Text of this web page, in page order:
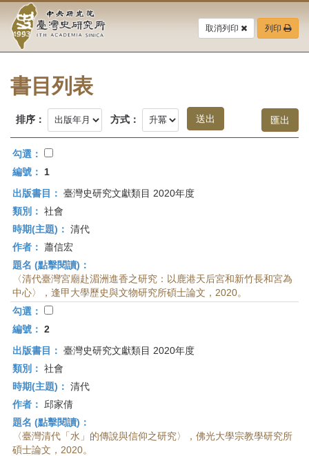
要
中
央
研
究
院-
臺
灣
史
研
究
所-
首
頁
取消列印 列印
書目列表
排序： 方式：
勾選：
編號：
1
出版書目： 臺灣史研究文獻類目 2020年度
類別： 社會
時期(主題)： 清代
作者： 蕭信宏
題名 (點擊閱讀)：
〈清代臺灣宮廟赴湄洲進香之研究：以鹿港天后宮和新竹長和宮為
中心〉，逢甲大學歷史與文物研究所碩士論文，2020。
勾選：
編號： 2
出版書目： 臺灣史研究文獻類目 2020年度
類別： 社會
時期(主題)： 清代
作者：
邱家倩
題名 (點擊閱讀)：
〈臺灣清代「水」的傳說與信仰之研究〉，佛光大學宗教學研究所
碩士論文，2020。